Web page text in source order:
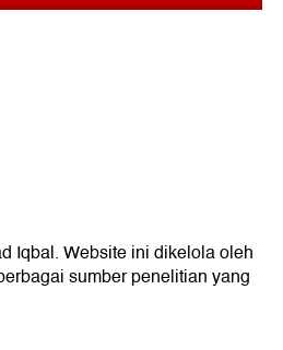
Iqbal. Website ini dikelola oleh
sumber penelitian yang